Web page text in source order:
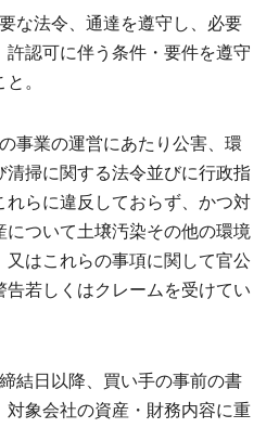
な法令、通達を遵守し、必要
許認可に伴う条件・要件を遵守
。
事業の運営にあたり公害、環
清掃に関する法令並びに行政指
れらに違反しておらず、かつ対
について土壌汚染その他の環境
又はこれらの事項に関して官公
告若しくはクレームを受けてい
結日以降、買い手の事前の書
対象会社の資産・財務内容に重